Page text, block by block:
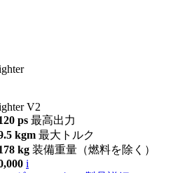
V2
ps 最高出力
kgm 最大トルク
kg 装備重量（燃料を除く）
i